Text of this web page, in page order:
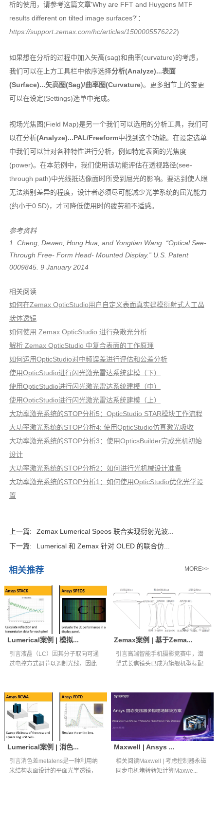
析的使用，请参考这篇文章'Why are FFT and Huygens MTF
results different on tilted image surfaces?'：
https://support.zemax.com/hc/articles/1500005576222)
如果想在分析的过程中加入矢高(sag)和曲率(curvature)的考虑，
我们可以在上方工具栏中依序选择分析(Analyze)...表面
(Surface)...矢高图(Sag)/曲率图(Curvature)。更多细节上的变更
可以在设定(Settings)选单中完成。
视场光焦图(Field Map)是另一个我们可以选用的分析工具，我们可
以在分析(Analyze)...PAL/Freeform中找到这个功能。在设定选单
中我们可以针对各种特性进行分析，例如特定表面的光焦度
(power)。在本范例中，我们使用该功能评估在透视路径(see-
through path)中光线抵达像面时所受到屈光的影响。要达到使人眼
无法辨别差异的程度，设计者必须尽可能减少光学系统的屈光能力
(约小于0.5D)，才可降低使用时的疲劳和不适感。
参考资料
1. Cheng, Dewen, Hong Hua, and Yongtian Wang. “Optical See-
Through Free- Form Head- Mounted Display.” U.S. Patent
0009845. 9 January 2014
相关阅读
如何在Zemax OpticStudio用户自定义表面真实建模衍射式人工晶
状体透镜
如何使用 Zemax OpticStudio 进行杂散光分析
解析 Zemax OpticStudio 中复合表面的工作原理
如何运用OpticStudio对中频误差进行评估和公差分析
使用OpticStudio进行闪光激光雷达系统建模（下）
使用OpticStudio进行闪光激光雷达系统建模（中）
使用OpticStudio进行闪光激光雷达系统建模（上）
大功率激光系统的STOP分析5：OpticStudio STAR模块工作流程
大功率激光系统的STOP分析4: 使用OpticStudio仿真激光吸收
大功率激光系统的STOP分析3：使用OpticsBuilder完成光机初始
设计
大功率激光系统的STOP分析2：如何进行光机械设计准备
大功率激光系统的STOP分析1：如何使用OpticStudio优化光学设
置
上一篇:
Zemax Lumerical Speos 联合实现衍射光波...
下一篇:
Lumerical 和 Zemax 针对 OLED 的联合仿...
相关推荐 MORE>>
Lumerical案例 | 模拟...
引言液晶（LC）因其分子取向可通
过电控方式调节以调制光线，因此
Zemax案例 | 基于Zema...
引言高端智能手机摄影竞赛中，潜
望式长焦镜头已成为旗舰机型标配
Lumerical案例 | 消色...
引言消色差metalens是一种利用纳
米结构表面设计的平面光学透镜，
Maxwell | Ansys ...
相关阅读Maxwell | 考虑控制器永磁
同步电机堵转转矩计算Maxwe...